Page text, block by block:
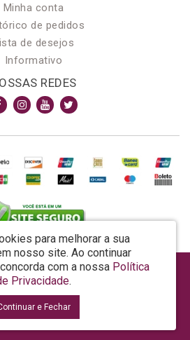
Minha conta
de pedidos
de desejos
Informativo
REDES
para melhorar a sua
nosso site. Ao continuar
com a nossa Política
Privacidade.
e Fechar
LTDA EPP - CNPJ: 81.362.295/0001-48
480 - Araquari - SC - CEP: 89245-000
Vertuan © 2026